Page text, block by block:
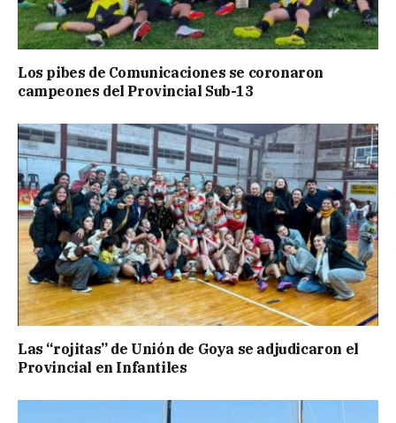
Los pibes de Comunicaciones se coronaron
campeones del Provincial Sub-13
Las “rojitas” de Unión de Goya se adjudicaron el
Provincial en Infantiles